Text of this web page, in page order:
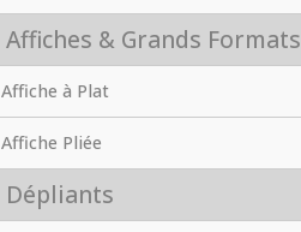
Affiches & Grands Formats
Affiche à Plat
Affiche Pliée
Dépliants